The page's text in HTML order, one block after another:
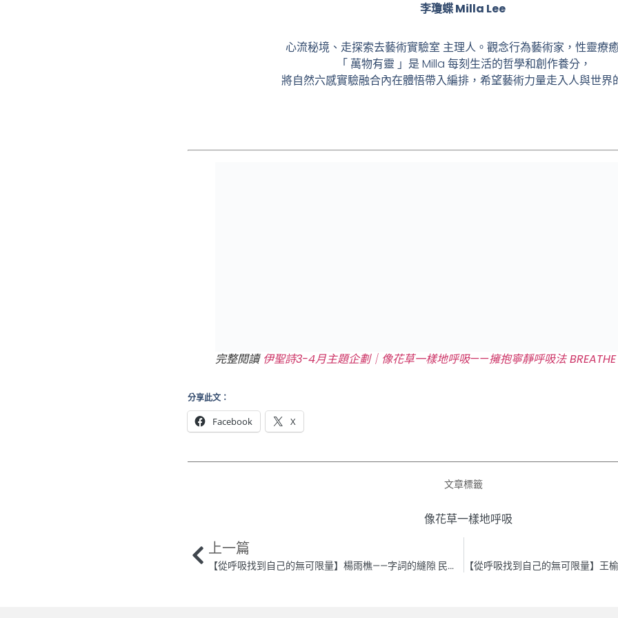
李瓊蝶 Milla Lee
心流秘境、走探索去藝術實驗室 主理人 。 觀念行為藝術家，性靈療
「 萬物有靈 」是 Milla 每刻生活的哲學和創作養分，
將自然六感實驗融合內在體悟帶入編排，希望藝術力量走入人與世界
完整閱讀伊聖詩3-4月主題企劃｜像花草一樣地呼吸——擁抱寧靜呼吸法 BREATHE
分享此文：
Facebook X
文章標籤
像花草一樣地呼吸
上一篇
【從呼吸找到自己的無可限量】楊雨樵——字詞的縫隙 ⺠間譚講述者的呼吸法